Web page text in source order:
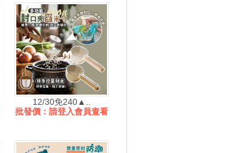
12/30免240▲..
批發價：請登入會員查看